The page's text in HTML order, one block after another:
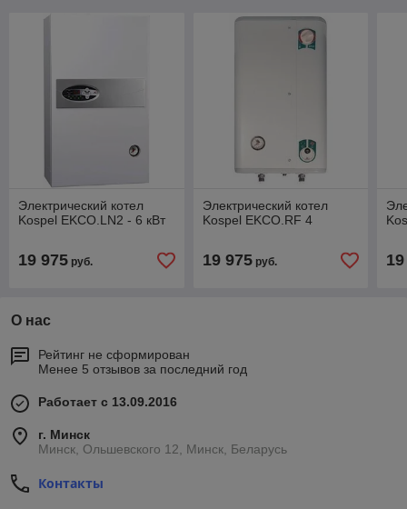
Электрический котел
Kospel EKCO.LN2 - 6 кВт
19 975 руб.
Электрический котел
Kospel EKCO.RF 4
19 975руб.
О нас
Рейтинг не сформирован
Менее 5 отзывов за последний год
Работает с 13.09.2016
г. Минск
Минск, Ольшевского 12, Минск, Беларусь
Контакты